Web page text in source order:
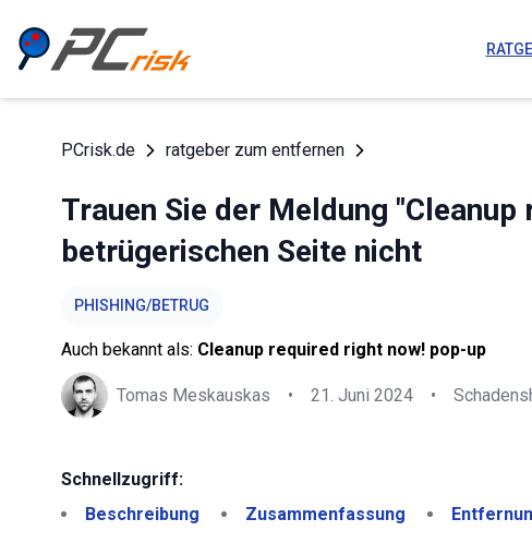
PCrisk.de ratgeber zum entfernen
Trauen Sie der Meldung
betrügerischen Seite nicht
PHISHING/BETRUG
Auch bekannt als: Cleanup required right now! pop-up
Tomas Meskauskas • 21. Juni 2024 •
Schnellzugriff:
Beschreibung
Zusammenfassung